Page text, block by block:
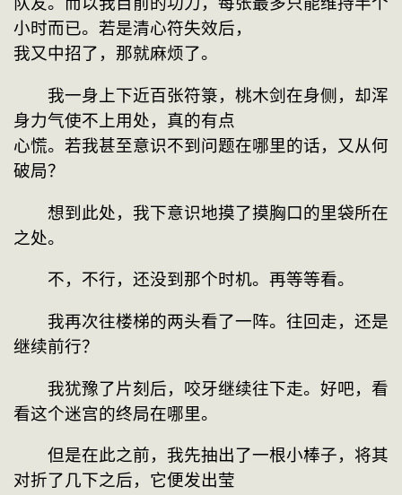
小时而已。若是清心符失效后，
我又中招了，那就麻烦了。
我一身上下近百张符箓，桃木剑在身侧，却浑
身力气使不上用处，真的有点
心慌。若我甚至意识不到问题在哪里的话，又从何
破局？
想到此处，我下意识地摸了摸胸口的里袋所在
之处。
不，不行，还没到那个时机。再等等看。
我再次往楼梯的两头看了一阵。往回走，还是
继续前行？
我犹豫了片刻后，咬牙继续往下走。好吧，看
看这个迷宫的终局在哪里。
但是在此之前，我先抽出了一根小棒子，将其
对折了几下之后，它便发出莹